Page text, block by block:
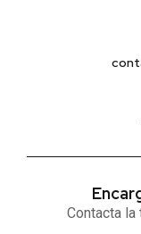
Contacta la